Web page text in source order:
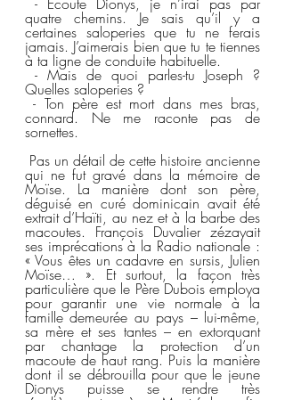
quatre chemins. Je sais qu’il y a
certaines saloperies que tu ne ferais
jamais. J’aimerais bien que tu te tiennes
à ta ligne de conduite habituelle.
Quelles saloperies ?
- Ton père est mort dans mes bras,
connard. Ne me raconte pas de
sornettes.
qui ne fut gravé dans la mémoire de
Moïse. La manière dont son père,
déguisé en curé dominicain avait été
extrait d’Haïti, au nez et à la barbe des
macoutes. François Duvalier zézayait
ses imprécations à la Radio nationale :
« Vous êtes un cadavre en sursis, Julien
Moïse… ». Et surtout, la façon très
particulière que le Père Dubois employa
pour garantir une vie normale à la
famille demeurée au pays – lui-même,
sa mère et ses tantes – en extorquant
par chantage la protection d’un
macoute de haut rang. Puis la manière
dont il se débrouilla pour que le jeune
Dionys puisse se rendre très